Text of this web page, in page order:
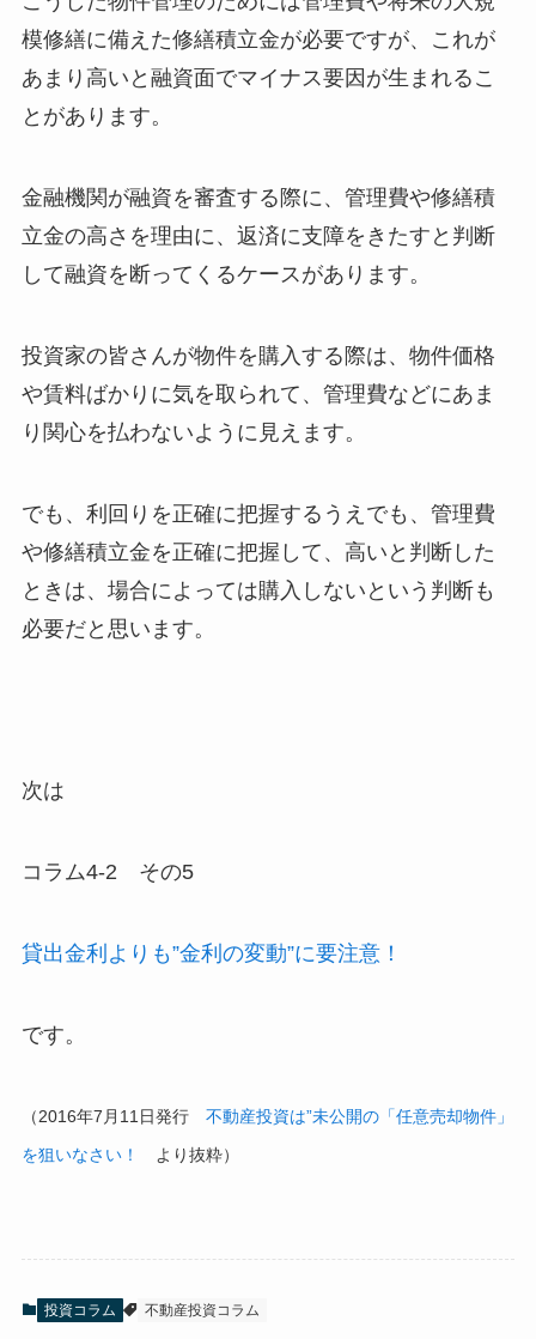
模修繕に備えた修繕積立金が必要ですが、これが
あまり高いと融資面でマイナス要因が生まれるこ
とがあります。
金融機関が融資を審査する際に、管理費や修繕積
立金の高さを理由に、返済に支障をきたすと判断
して融資を断ってくるケースがあります。
投資家の皆さんが物件を購入する際は、物件価格
や賃料ばかりに気を取られて、管理費などにあま
り関心を払わないように見えます。
でも、利回りを正確に把握するうえでも、管理費
や修繕積立金を正確に把握して、高いと判断した
ときは、場合によっては購入しないという判断も
必要だと思います。
次は
コラム4-2 その5
貸出金利よりも”金利の変動”に要注意！
です。
（2016年7月11日発行 不動産投資は”未公開の「任意売却物件」
を狙いなさい！
より抜粋）
投資コラム 不動産投資コラム